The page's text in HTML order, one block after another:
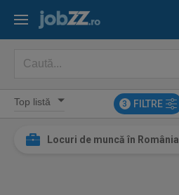
3 FILTRE
Locuri de muncă în România